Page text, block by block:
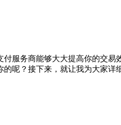
服务商能够大大提高你的交
呢？接下来，就让我为大家详